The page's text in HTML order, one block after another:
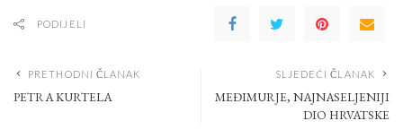
PODIJELI
PRETHODNI ČLANAK
PETRA KURTELA
SLJEDEĆI ČLANAK
MEĐIMURJE, NAJNASELJENIJI
DIO HRVATSKE